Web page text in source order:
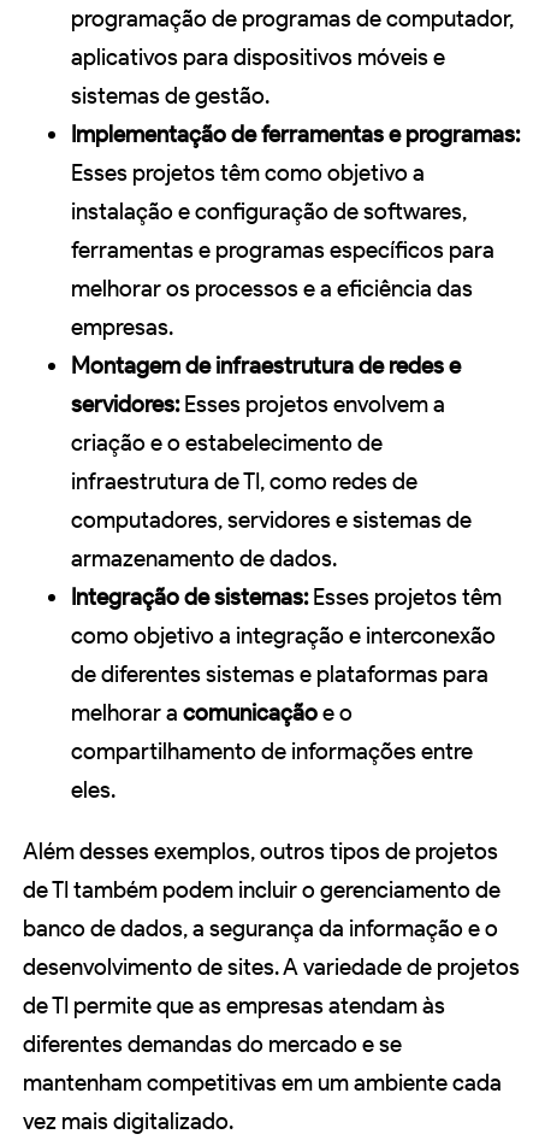
programação de programas de computador,
aplicativos para dispositivos móveis e
sistemas de gestão.
Implementação de ferramentas e programas:
Esses projetos têm como objetivo a
instalação e configuração de softwares,
ferramentas e programas específicos para
melhorar os processos e a eficiência das
empresas.
Montagem de infraestrutura de redes e
servidores:Esses projetos envolvem a
criação e o estabelecimento de
infraestrutura de TI, como redes de
computadores, servidores e sistemas de
armazenamento de dados.
Integração de sistemas:Esses projetos têm
como objetivo a integração e interconexão
de diferentes sistemas e plataformas para
melhorar a comunicaçãoe o
compartilhamento de informações entre
eles.
Além desses exemplos, outros tipos de projetos
de TI também podem incluir o gerenciamento de
banco de dados, a segurança da informação e o
desenvolvimento de sites. A variedade de projetos
de TI permite que as empresas atendam às
diferentes demandas do mercado e se
mantenham competitivas em um ambiente cada
vez mais digitalizado.